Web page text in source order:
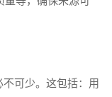
可少。这包括：用